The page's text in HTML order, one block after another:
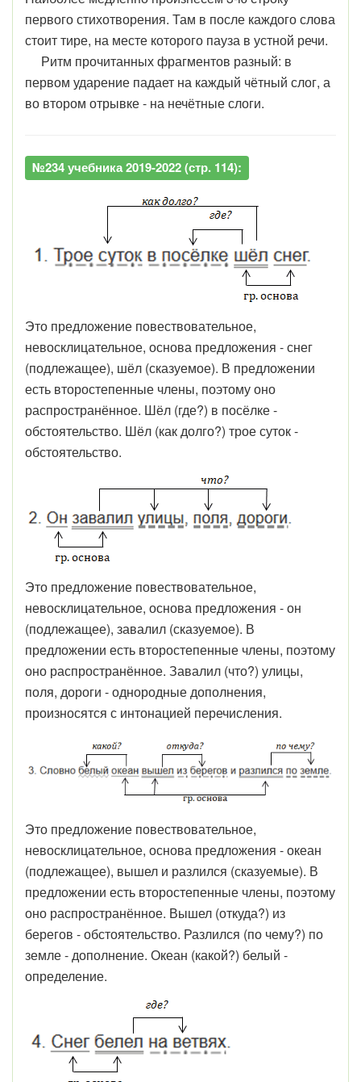
первого стихотворения. Там в после каждого слова
стоит тире, на месте которого пауза в устной речи.
Ритм прочитанных фрагментов разный: в
первом ударение падает на каждый чётный слог, а
во втором отрывке - на нечётные слоги.
№234 учебника 2019-2022 (стр. 114):
Это предложение повествовательное,
невосклицательное, основа предложения - снег
(подлежащее), шёл (сказуемое). В предложении
есть второстепенные члены, поэтому оно
распространённое. Шёл (где?) в посёлке -
обстоятельство. Шёл (как долго?) трое суток -
обстоятельство.
Это предложение повествовательное,
невосклицательное, основа предложения - он
(подлежащее), завалил (сказуемое). В
предложении есть второстепенные члены, поэтому
оно распространённое. Завалил (что?) улицы,
поля, дороги - однородные дополнения,
произносятся с интонацией перечисления.
Это предложение повествовательное,
невосклицательное, основа предложения - океан
(подлежащее), вышел и разлился (сказуемые). В
предложении есть второстепенные члены, поэтому
оно распространённое. Вышел (откуда?) из
берегов - обстоятельство. Разлился (по чему?) по
земле - дополнение. Океан (какой?) белый -
определение.